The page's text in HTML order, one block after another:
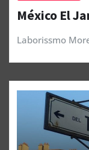
México El
Laborissmo